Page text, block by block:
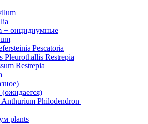
+ онцидиумные
Pescatoria
Pleurothallis Restrepia
Restrepia
(ожидается)
Anthurium Philodendron
plants